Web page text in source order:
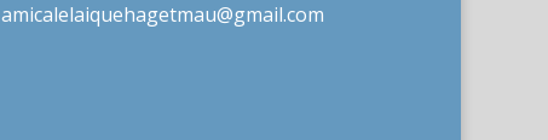
amicalelaiquehagetmau@gmail.com